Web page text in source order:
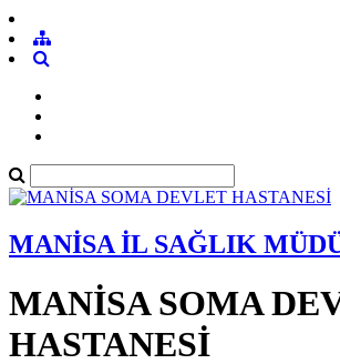
MANİSA İL SAĞLIK
MANİSA SOMA
HASTANESİ